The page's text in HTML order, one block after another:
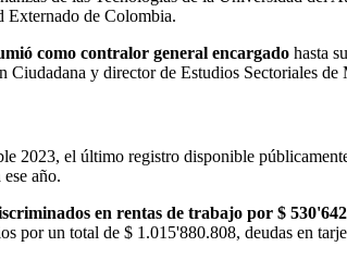
Externado de Colombia.
como contralor general encargado hasta
y director de Estudios Sectoriales de
2023, el último registro disponible
año.
en rentas de trabajo por $
por un total de $ 1.015'880.808, deudas en